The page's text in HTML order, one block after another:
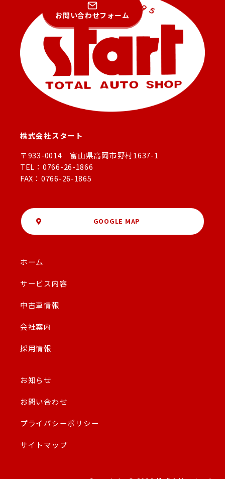
お問い合わせフォーム
株式会社スタート
〒933-0014 富山県高岡市野村1637-1
TEL：0766-26-1866
FAX：0766-26-1865
GOOGLE MAP
ホーム
サービス内容
中古車情報
会社案内
採用情報
お知らせ
お問い合わせ
プライバシーポリシー
サイトマップ